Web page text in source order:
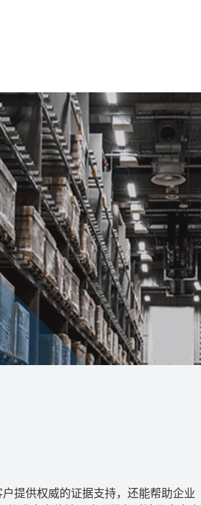
提供权威的证据支持，还能帮助企业